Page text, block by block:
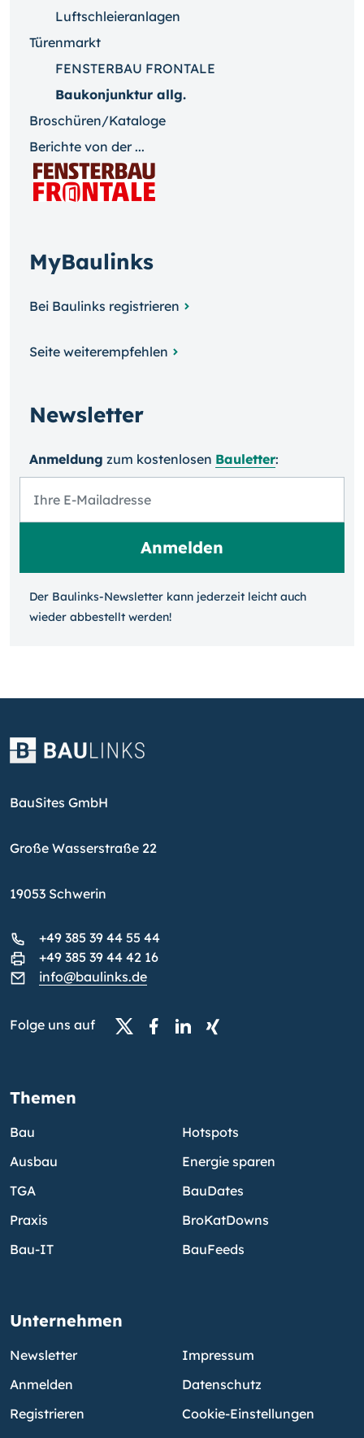
Luftschleieranlagen
Türenmarkt
FENSTERBAU FRONTALE
Baukonjunktur allg.
Broschüren/Kataloge
Berichte von der ...
MyBaulinks
Bei Baulinks registrieren
Seite weiterempfehlen
Newsletter
Anmeldung zum kosten­losen Bauletter:
Der Baulinks-Newsletter kann jeder­zeit leicht auch
wieder ab­bestellt werden!
BauSites GmbH
Große Wasserstraße 22
19053 Schwerin
+49 385 39 44 55 44
+49 385 39 44 42 16
info@baulinks.de
Folge uns auf
Themen
Bau
Ausbau
TGA
Praxis
Bau-IT
Hotspots
Energie sparen
BauDates
BroKatDowns
BauFeeds
Unternehmen
Newsletter
Anmelden
Registrieren
Impressum
Datenschutz
Cookie-Einstellungen